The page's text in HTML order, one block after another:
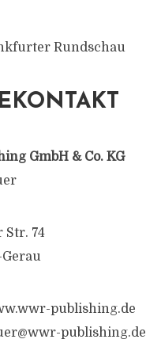
Rundschau
GmbH & Co. KG
74
Gerau
publishing.de
publishing.de